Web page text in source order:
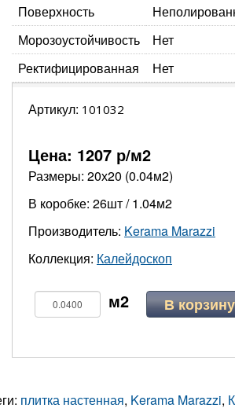
Поверхность
Морозоустойчивость
Нет
Ректифицированная
Нет
Артикул: 101032
Цена: 1207 р/м2
Размеры: 20х20 (0.04м2)
В коробке: 26шт / 1.04м2
Производитель: Kerama Marazzi
Коллекция: Калейдоскоп
В корзину
плитка настенная, Kerama Marazzi,